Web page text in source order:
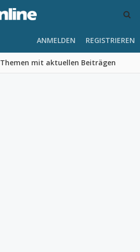
Themen mit aktuellen Beiträgen
ANMELDEN REGISTRIEREN